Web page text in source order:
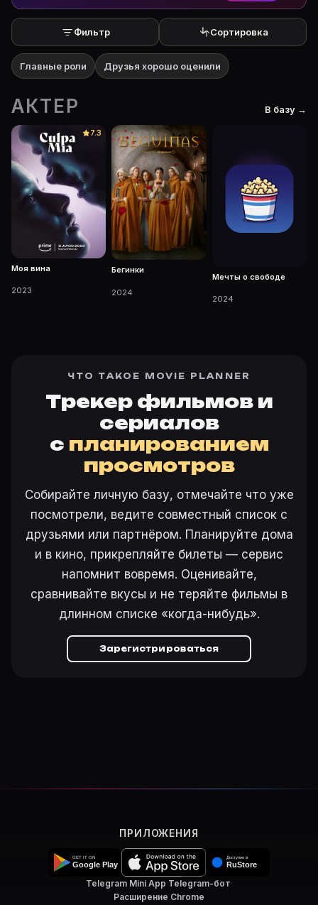
Фильтр Сортировка
Главные роли Друзья хорошо оценили
АКТЕР В базу →
7.3
Моя вина
2023
Бегинки
2024
Мечты о свободе
2024
ЧТО ТАКОЕ MOVIE PLANNER
Трекер фильмов и
сериалов
с планированием
просмотров
Собирайте личную базу, отмечайте что уже
посмотрели, ведите совместный список с
друзьями или партнёром. Планируйте дома
и в кино, прикрепляйте билеты — сервис
напомнит вовремя. Оценивайте,
сравнивайте вкусы и не теряйте фильмы в
длинном списке «когда-нибудь».
Зарегистрироваться
ПРИЛОЖЕНИЯ
Telegram Mini App·Telegram-бот·
Расширение Chrome